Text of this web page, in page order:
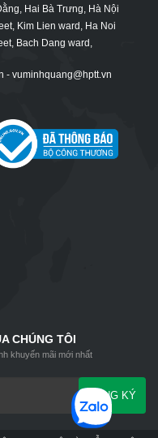
Hai Bà Trưng, Hà Nội
Kim Lien ward, Ha Noi
Bach Dang ward,
- vuminhquang@hptt.vn
CHÚNG TÔI
khuyến mãi mới nhất
ĐĂNG KÝ